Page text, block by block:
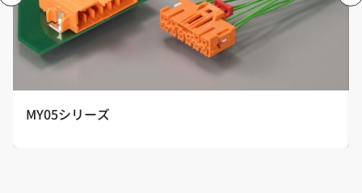
MY05シリーズ